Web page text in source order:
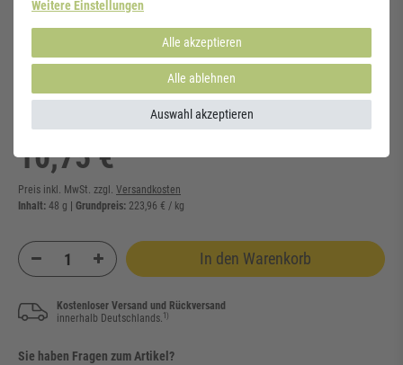
und abwechslungsreiche Ernährung dienen.Außerhalb der Reichweite von
kleinen Kindern lagern. Kühl, trocken und vor Licht geschützt
Mega-1 Multivitamin
10,75 €
Preis inkl. MwSt. zzgl. Versandkosten
Inhalt: 48 g | Grundpreis: 223,96 € / kg
In den Warenkorb
Kostenloser Versand und Rückversand
innerhalb Deutschlands. 1)
Sie haben Fragen zum Artikel?
Weitere Einstellungen
Alle akzeptieren
Alle ablehnen
Auswahl akzeptieren